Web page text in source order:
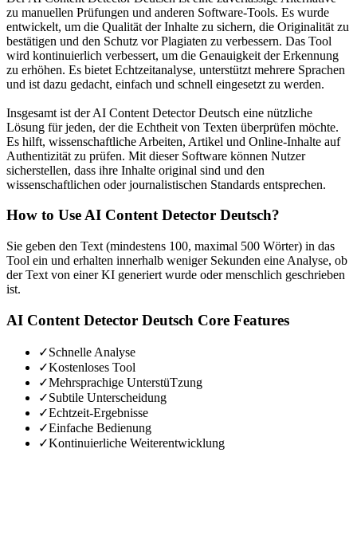
zu manuellen Prüfungen und anderen Software-Tools. Es wurde
entwickelt, um die Qualität der Inhalte zu sichern, die Originalität zu
bestätigen und den Schutz vor Plagiaten zu verbessern. Das Tool
wird kontinuierlich verbessert, um die Genauigkeit der Erkennung
zu erhöhen. Es bietet Echtzeitanalyse, unterstützt mehrere Sprachen
und ist dazu gedacht, einfach und schnell eingesetzt zu werden.
Insgesamt ist der AI Content Detector Deutsch eine nützliche
Lösung für jeden, der die Echtheit von Texten überprüfen möchte.
Es hilft, wissenschaftliche Arbeiten, Artikel und Online-Inhalte auf
Authentizität zu prüfen. Mit dieser Software können Nutzer
sicherstellen, dass ihre Inhalte original sind und den
wissenschaftlichen oder journalistischen Standards entsprechen.
How to UseAI Content Detector Deutsch?
Sie geben den Text (mindestens 100, maximal 500 Wörter) in das
Tool ein und erhalten innerhalb weniger Sekunden eine Analyse, ob
der Text von einer KI generiert wurde oder menschlich geschrieben
ist.
AI Content Detector Deutsch Core Features
✓Schnelle Analyse
✓Kostenloses Tool
✓Mehrsprachige UnterstüTzung
✓Subtile Unterscheidung
✓Echtzeit-Ergebnisse
✓Einfache Bedienung
✓Kontinuierliche Weiterentwicklung